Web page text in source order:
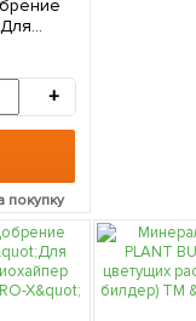
100г
+
покупку